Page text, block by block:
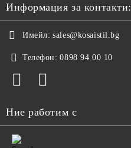
Информация за контакти:
Имейл: sales@kosaistil.bg
Телефон: 0898 94 00 10
Ние работим с